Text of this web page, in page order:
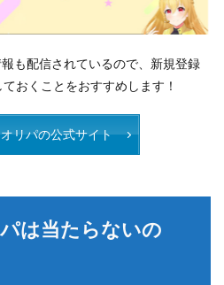
も配信されているので、新規登録
おくことをおすすめします！
リパの公式サイト
は当たらないの